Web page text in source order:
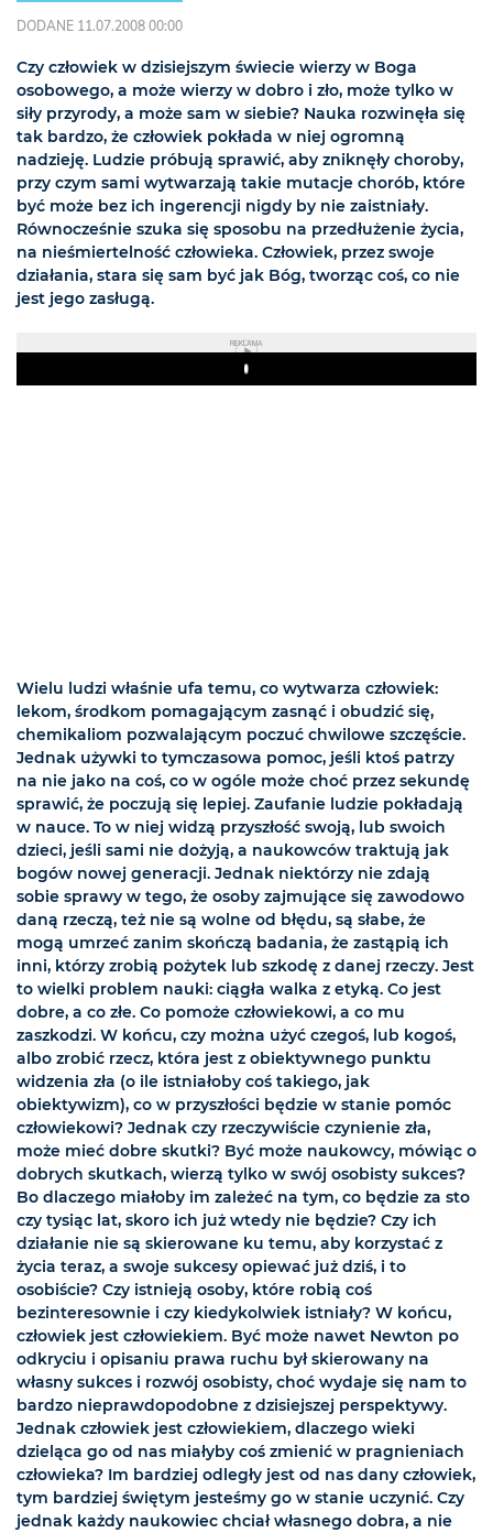
DODANE 11.07.2008 00:00
Czy człowiek w dzisiejszym świecie wierzy w Boga
osobowego, a może wierzy w dobro i zło, może tylko w
siły przyrody, a może sam w siebie? Nauka rozwinęła się
tak bardzo, że człowiek pokłada w niej ogromną
nadzieję. Ludzie próbują sprawić, aby zniknęły choroby,
przy czym sami wytwarzają takie mutacje chorób, które
być może bez ich ingerencji nigdy by nie zaistniały.
Równocześnie szuka się sposobu na przedłużenie życia,
na nieśmiertelność człowieka. Człowiek, przez swoje
działania, stara się sam być jak Bóg, tworząc coś, co nie
jest jego zasługą.
REKLAMA
Play
Wielu ludzi właśnie ufa temu, co wytwarza człowiek:
lekom, środkom pomagającym zasnąć i obudzić się,
chemikaliom pozwalającym poczuć chwilowe szczęście.
Jednak używki to tymczasowa pomoc, jeśli ktoś patrzy
na nie jako na coś, co w ogóle może choć przez sekundę
sprawić, że poczują się lepiej. Zaufanie ludzie pokładają
w nauce. To w niej widzą przyszłość swoją, lub swoich
dzieci, jeśli sami nie dożyją, a naukowców traktują jak
bogów nowej generacji. Jednak niektórzy nie zdają
sobie sprawy w tego, że osoby zajmujące się zawodowo
daną rzeczą, też nie są wolne od błędu, są słabe, że
mogą umrzeć zanim skończą badania, że zastąpią ich
inni, którzy zrobią pożytek lub szkodę z danej rzeczy. Jest
to wielki problem nauki: ciągła walka z etyką. Co jest
dobre, a co złe. Co pomoże człowiekowi, a co mu
zaszkodzi. W końcu, czy można użyć czegoś, lub kogoś,
albo zrobić rzecz, która jest z obiektywnego punktu
widzenia zła (o ile istniałoby coś takiego, jak
obiektywizm), co w przyszłości będzie w stanie pomóc
człowiekowi? Jednak czy rzeczywiście czynienie zła,
może mieć dobre skutki? Być może naukowcy, mówiąc o
dobrych skutkach, wierzą tylko w swój osobisty sukces?
Bo dlaczego miałoby im zależeć na tym, co będzie za sto
czy tysiąc lat, skoro ich już wtedy nie będzie? Czy ich
działanie nie są skierowane ku temu, aby korzystać z
życia teraz, a swoje sukcesy opiewać już dziś, i to
osobiście? Czy istnieją osoby, które robią coś
bezinteresownie i czy kiedykolwiek istniały? W końcu,
człowiek jest człowiekiem. Być może nawet Newton po
odkryciu i opisaniu prawa ruchu był skierowany na
własny sukces i rozwój osobisty, choć wydaje się nam to
bardzo nieprawdopodobne z dzisiejszej perspektywy.
Jednak człowiek jest człowiekiem, dlaczego wieki
dzieląca go od nas miałyby coś zmienić w pragnieniach
człowieka? Im bardziej odległy jest od nas dany człowiek,
tym bardziej świętym jesteśmy go w stanie uczynić. Czy
jednak każdy naukowiec chciał własnego dobra, a nie